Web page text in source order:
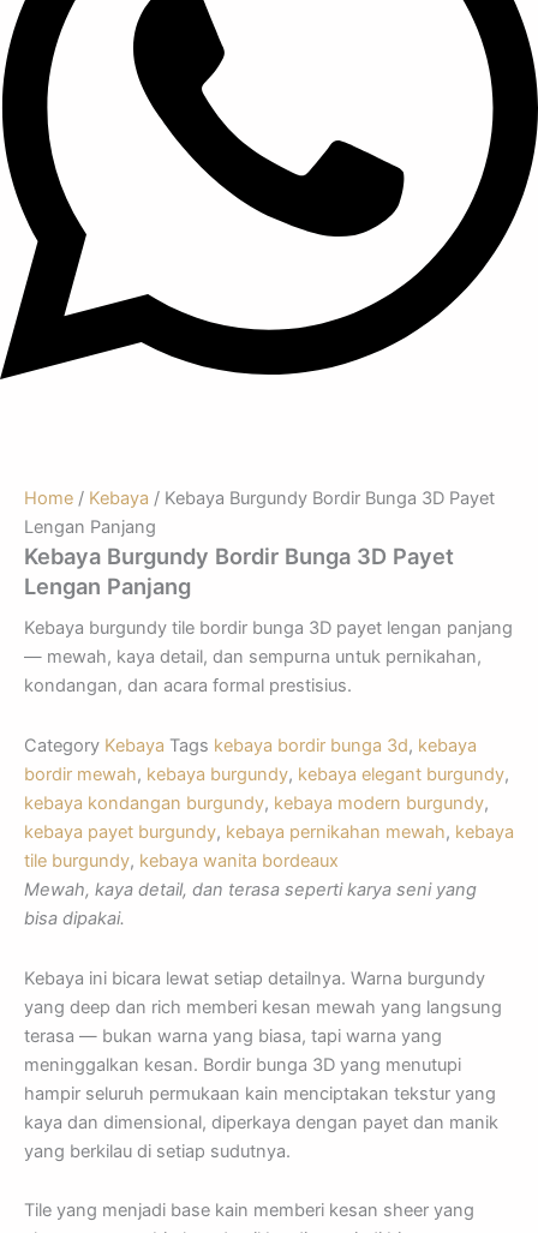
Home / Kebaya / Kebaya Burgundy Bordir Bunga 3D Payet
Lengan Panjang
Kebaya Burgundy Bordir Bunga 3D Payet
Lengan Panjang
Kebaya burgundy tile bordir bunga 3D payet lengan panjang
— mewah, kaya detail, dan sempurna untuk pernikahan,
kondangan, dan acara formal prestisius.
Category Kebaya Tags kebaya bordir bunga 3d, kebaya
bordir mewah, kebaya burgundy, kebaya elegant burgundy,
kebaya kondangan burgundy, kebaya modern burgundy,
kebaya payet burgundy, kebaya pernikahan mewah, kebaya
tile burgundy, kebaya wanita bordeaux
Mewah, kaya detail, dan terasa seperti karya seni yang
bisa dipakai.
Kebaya ini bicara lewat setiap detailnya. Warna burgundy
yang deep dan rich memberi kesan mewah yang langsung
terasa — bukan warna yang biasa, tapi warna yang
meninggalkan kesan. Bordir bunga 3D yang menutupi
hampir seluruh permukaan kain menciptakan tekstur yang
kaya dan dimensional, diperkaya dengan payet dan manik
yang berkilau di setiap sudutnya.
Tile yang menjadi base kain memberi kesan sheer yang